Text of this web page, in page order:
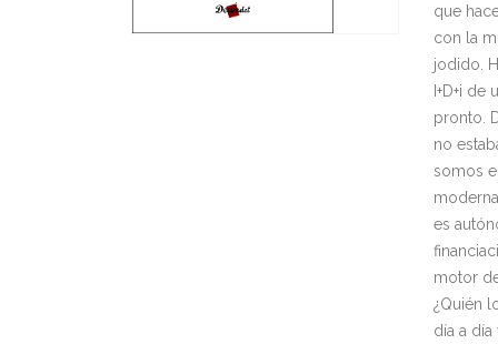
que
con la
jodido.
I+D+i
pronto.
no
somos
es
motor
¿Quién
día a